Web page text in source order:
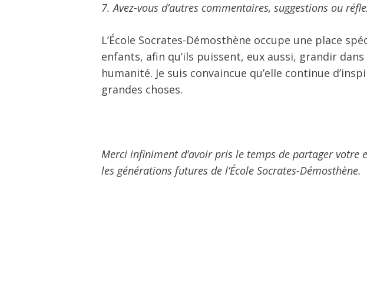
7. Avez-vous d’autres commentaires, suggestions ou
L’École Socrates-Démosthène occupe une place
enfants, afin qu’ils puissent, eux aussi, grandir
humanité. Je suis convaincue qu’elle continue
grandes choses.
Merci infiniment d’avoir pris le temps de partager
les générations futures de l’École Socrates-Démosthène.